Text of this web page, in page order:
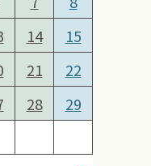
14
15
21
22
28
29